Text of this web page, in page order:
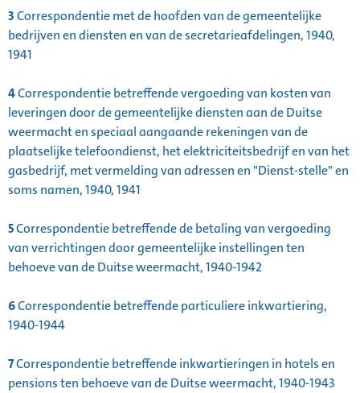
3Correspondentie met de hoofden van de gemeentelijke
bedrijven en diensten en van de secretarieafdelingen, 1940,
1941
4Correspondentie betreffende vergoeding van kosten van
leveringen door de gemeentelijke diensten aan de Duitse
weermacht en speciaal aangaande rekeningen van de
plaatselijke telefoondienst, het elektriciteitsbedrijf en van het
gasbedrijf, met vermelding van adressen en "Dienst-stelle" en
soms namen, 1940, 1941
5Correspondentie betreffende de betaling van vergoeding
van verrichtingen door gemeentelijke instellingen ten
behoeve van de Duitse weermacht, 1940-1942
6Correspondentie betreffende particuliere inkwartiering,
1940-1944
7Correspondentie betreffende inkwartieringen in hotels en
pensions ten behoeve van de Duitse weermacht, 1940-1943